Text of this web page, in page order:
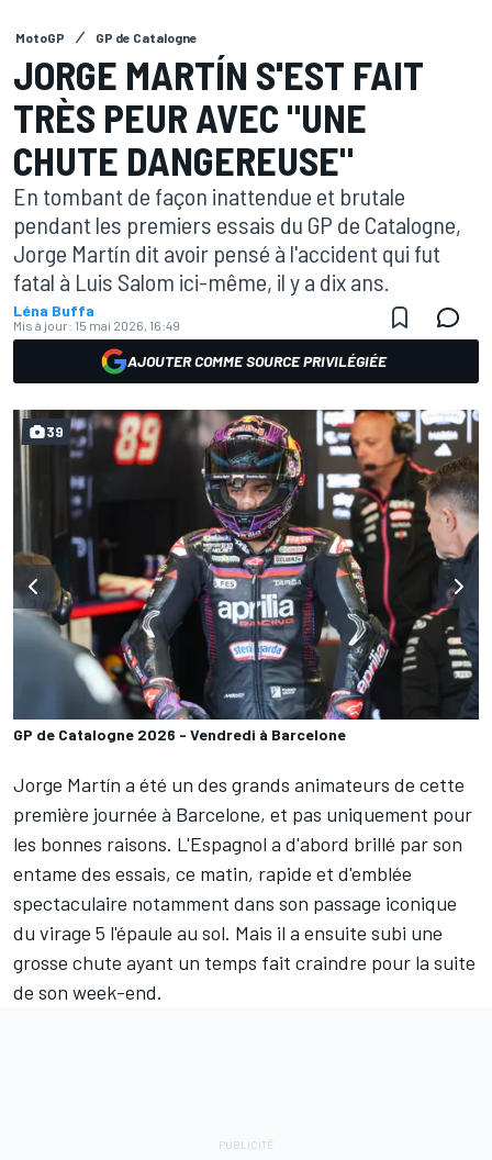
MotoGP GP de Catalogne
JORGE MARTÍN S'EST FAIT
TRÈS PEUR AVEC "UNE
CHUTE DANGEREUSE"
En tombant de façon inattendue et brutale
pendant les premiers essais du GP de Catalogne,
Jorge Martín dit avoir pensé à l'accident qui fut
fatal à Luis Salom ici-même, il y a dix ans.
Léna Buffa
Mis à jour: 15 mai 2026, 16:49
AJOUTER COMME SOURCE PRIVILÉGIÉE
GP de Catalogne 2026 - Vendredi à Barcelone
39
Jorge Martín a été un des grands animateurs de cette
première journée à Barcelone, et pas uniquement pour
les bonnes raisons. L'Espagnol a d'abord brillé par son
entame des essais, ce matin, rapide et d'emblée
spectaculaire notamment dans son passage iconique
du virage 5 l'épaule au sol. Mais il a ensuite subi une
grosse chute ayant un temps fait craindre pour la suite
de son week-end.